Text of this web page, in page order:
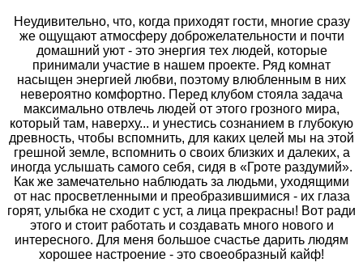
Неудивительно, что, когда приходят гости, многие сразу
же ощущают атмосферу доброжелательности и почти
домашний уют - это энергия тех людей, которые
принимали участие в нашем проекте. Ряд комнат
насыщен энергией любви, поэтому влюбленным в них
невероятно комфортно. Перед клубом стояла задача
максимально отвлечь людей от этого грозного мира,
который там, наверху... и унестись сознанием в глубокую
древность, чтобы вспомнить, для каких целей мы на этой
грешной земле, вспомнить о своих близких и далеких, а
иногда услышать самого себя, сидя в «Гроте раздумий».
Как же замечательно наблюдать за людьми, уходящими
от нас просветленными и преобразившимися - их глаза
горят, улыбка не сходит с уст, а лица прекрасны! Вот ради
этого и стоит работать и создавать много нового и
интересного. Для меня большое счастье дарить людям
хорошее настроение - это своеобразный кайф!